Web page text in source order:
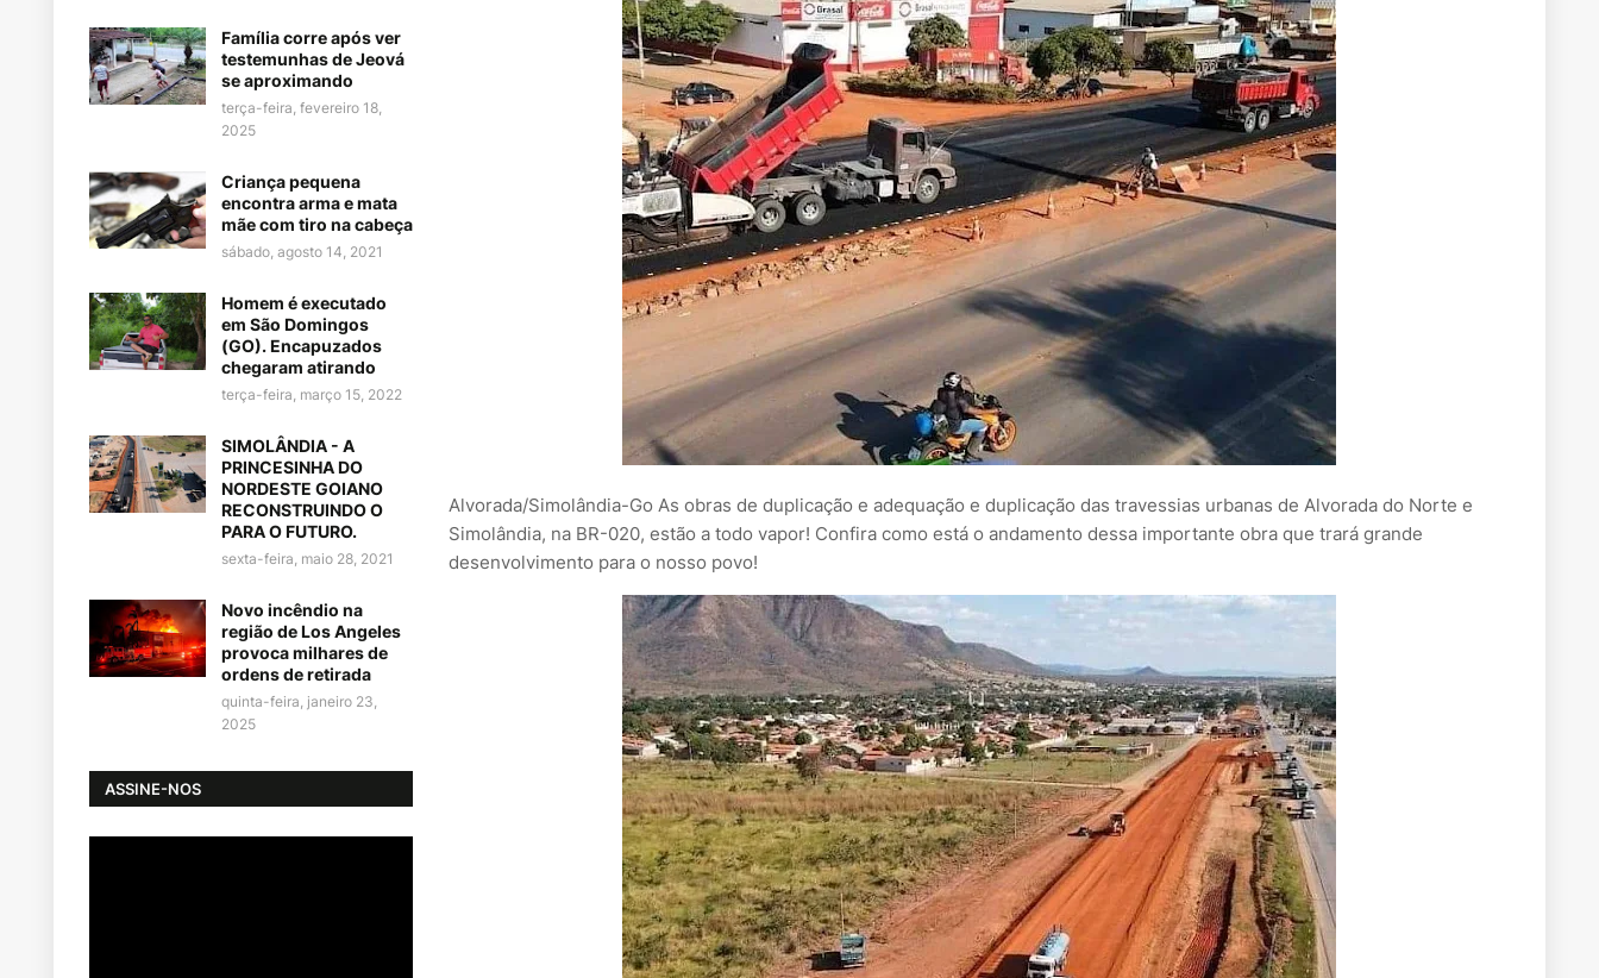
Alvorada/Simolândia-Go As obras de duplicação e adequação e duplicação das travessias urbanas de Alvorada do Norte e
Simolândia, na BR-020, estão a todo vapor! Confira como está o andamento dessa importante obra que trará grande
desenvolvimento para o nosso povo!
Família corre após ver
testemunhas de Jeová
se aproximando
terça-feira, fevereiro 18,
2025
Criança pequena
encontra arma e mata
mãe com tiro na cabeça
sábado, agosto 14, 2021
Homem é executado
em São Domingos
(GO). Encapuzados
chegaram atirando
terça-feira, março 15, 2022
SIMOLÂNDIA - A
PRINCESINHA DO
NORDESTE GOIANO
RECONSTRUINDO O
PARA O FUTURO.
sexta-feira, maio 28, 2021
Novo incêndio na
região de Los Angeles
provoca milhares de
ordens de retirada
quinta-feira, janeiro 23,
2025
ASSINE-NOS